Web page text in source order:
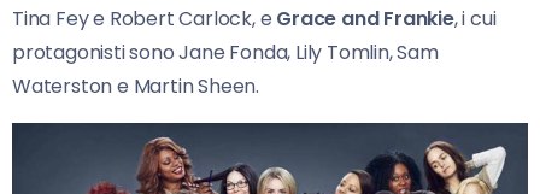
Tina Fey e Robert Carlock, e Grace and Frankie, i cui
protagonisti sono Jane Fonda, Lily Tomlin, Sam
Waterston e Martin Sheen.